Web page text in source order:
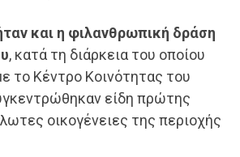
και η φιλανθρωπική δράση
, κατά τη διάρκεια του οποίου
το Κέντρο Κοινότητας του
είδη πρώτης
οικογένειες της περιοχής